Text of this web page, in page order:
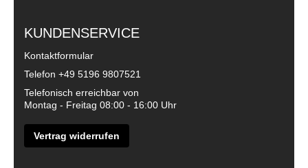
KUNDENSERVICE
Kontaktformular
Telefon +49 5196 9807521
Telefonisch erreichbar von
Montag - Freitag 08:00 - 16:00 Uhr
Vertrag widerrufen